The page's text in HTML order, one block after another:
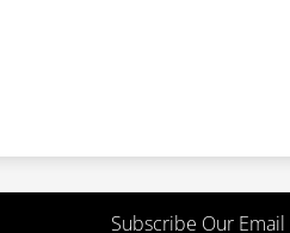
Subscribe Our